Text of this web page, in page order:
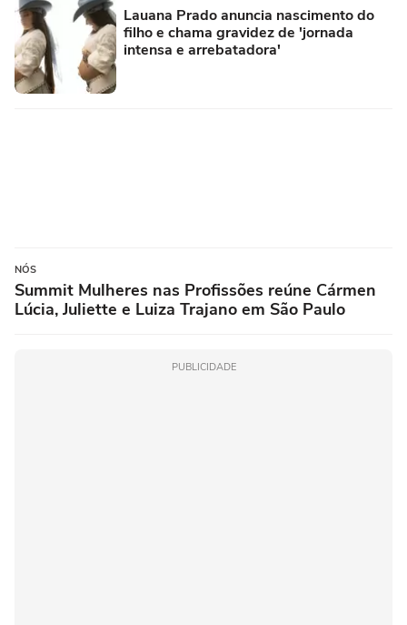
Lauana Prado anuncia nascimento do
filho e chama gravidez de 'jornada
intensa e arrebatadora'
NÓS
Summit Mulheres nas Profissões reúne Cármen
Lúcia, Juliette e Luiza Trajano em São Paulo
PUBLICIDADE